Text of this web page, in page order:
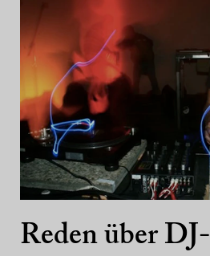
Reden über DJ-